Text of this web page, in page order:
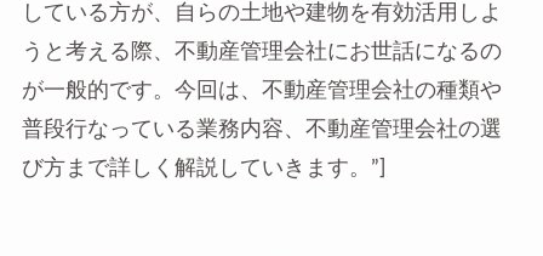
している方が、自らの土地や建物を有効活用しよ
うと考える際、不動産管理会社にお世話になるの
が一般的です。今回は、不動産管理会社の種類や
普段行なっている業務内容、不動産管理会社の選
び方まで詳しく解説していきます。”]